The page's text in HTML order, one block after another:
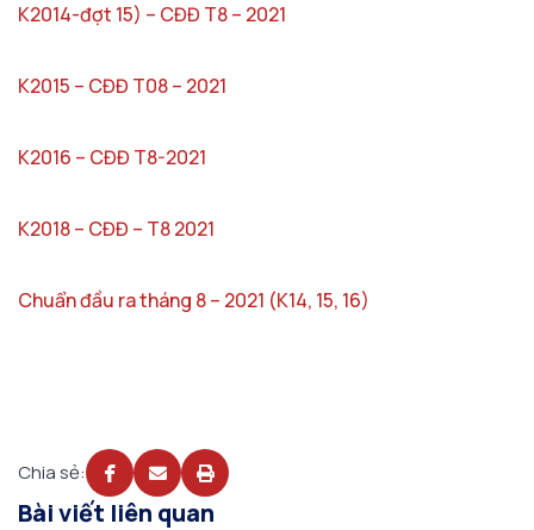
K2014-đợt 15) – CĐĐ T8 – 2021
K2015 – CĐĐ T08 – 2021
K2016 – CĐĐ T8-2021
K2018 – CĐĐ – T8 2021
Chuẩn đầu ra tháng 8 – 2021 (K14, 15, 16)
Chia sẻ:
Bài viết liên quan